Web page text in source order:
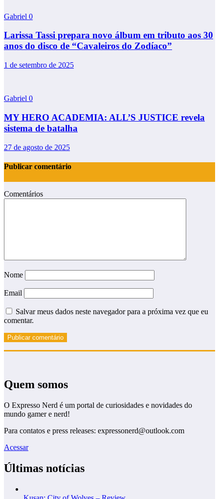
Gabriel 0
Larissa Tassi prepara novo álbum em tributo aos 30
anos do disco de “Cavaleiros do Zodíaco”
1 de setembro de 2025
Gabriel 0
MY HERO ACADEMIA: ALL’S JUSTICE revela
sistema de batalha
27 de agosto de 2025
Publicar comentário
Comentários
Nome
Email
Salvar meus dados neste navegador para a próxima vez que eu
comentar.
Quem somos
O Expresso Nerd é um portal de curiosidades e novidades do
mundo gamer e nerd!
Para contatos e press releases: expressonerd@outlook.com
Acessar
Últimas notícias